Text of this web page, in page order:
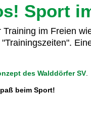
Sport
im Freien
des Walddörfer SV
beim Sport!